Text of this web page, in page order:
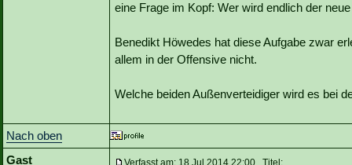
eine Frage im Kopf: Wer wird endlich der
Benedikt Höwedes hat diese Aufgabe zwar
allem in der Offensive nicht.
Welche beiden Außenverteidiger wird es bei
Nach oben
Gast